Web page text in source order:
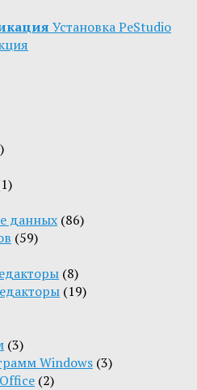
Установка PeStudio
данных (86)
(59)
(8)
(19)
(3)
Windows (3)
(2)